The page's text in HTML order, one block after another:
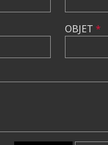
OBJET *